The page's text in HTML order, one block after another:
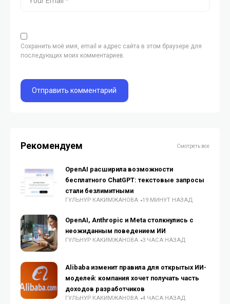
Сохранить моё имя, email и адрес сайта в этом браузере для
последующих моих комментариев.
Рекомендуем Смотреть все
OpenAI расширила возможности
бесплатного ChatGPT: текстовые запросы
стали безлимитными
ГУЛЬНУР КАКИМЖАНОВА 19 МИНУТ НАЗАД
OpenAI, Anthropic и Meta столкнулись с
неожиданным поведением ИИ
ГУЛЬНУР КАКИМЖАНОВА 3 ЧАСА НАЗАД
Alibaba изменит правила для открытых ИИ-
моделей: компания хочет получать часть
доходов разработчиков
ГУЛЬНУР КАКИМЖАНОВА 4 ЧАСА НАЗАД